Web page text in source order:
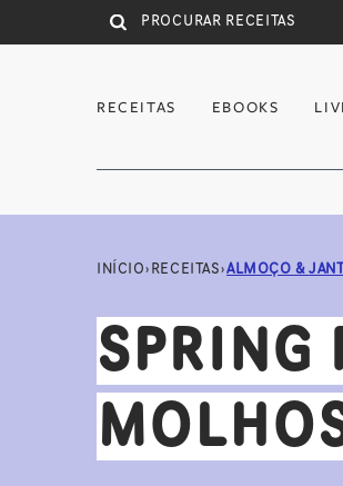
Saltar para conteúdo principal
RECEITAS EBOOKS
INÍCIO› RECEITAS›ALMOÇO &
SPRING